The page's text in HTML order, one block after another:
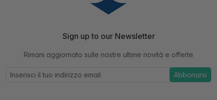
Sign up to our Newsletter
Rimani aggiornato sulle nostre ultime novità e offerte
Abbonarsi